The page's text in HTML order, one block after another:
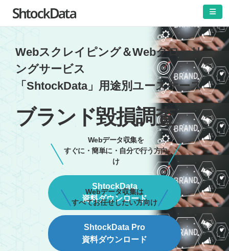
Webスクレイピング＆Webクローリ
ングサービス
「ShtockData」用途別ユースケース
ブランド毀損調査
Webデータ収集を
すぐに・簡単に・自分で行う方向
け
ShtockData
資料ダウンロード
Webデータ収集は
すべてお任せしたい方向け
ShtockData Pro
資料ダウンロード